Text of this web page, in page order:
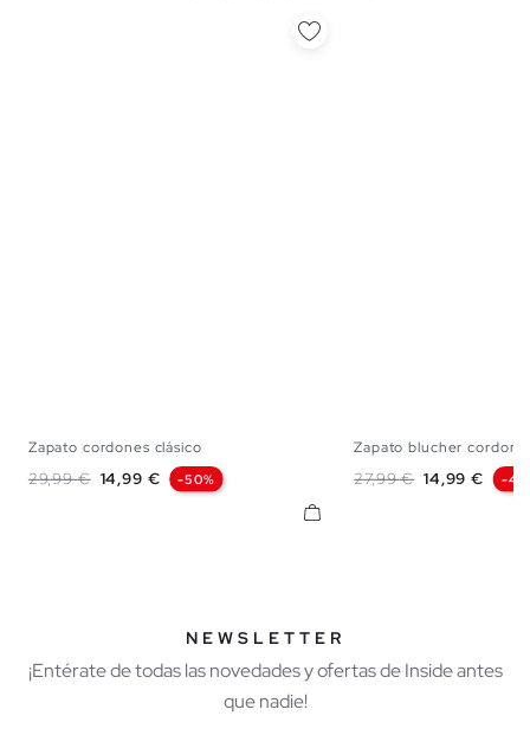
Zapato cordones clásico
Precio base
29,99 € Precio
14,99 € -50%
Zapato blucher
Precio base
27,99 € Precio
14,99 € -
NEWSLETTER
¡Entérate de todas las novedades y ofertas de Inside antes
que nadie!